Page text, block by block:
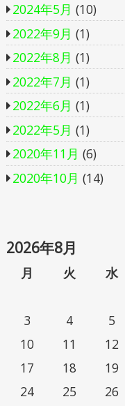
2024年5月 (10)
2022年9月 (1)
2022年8月 (1)
2022年7月 (1)
2022年6月 (1)
2022年5月 (1)
2020年11月 (6)
2020年10月 (14)
2026年8月
月 火 水
3
4 5
10
11 12
17
18 19
24
25 26